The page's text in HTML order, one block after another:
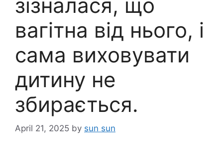
зізналася, що
вагітна від нього, і
сама виховувати
дитину не
збирається.
April 21, 2025 by sun sun